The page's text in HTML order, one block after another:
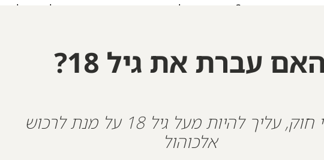
3. יין אדום – בלנד פטי ורדו מובחר – עוצמתי, אלגנטי ומלא
בחביות עץ אלון צרפתיות, מה שהעניק לו עושר טעמים
עמוקים של שזיף שחור, פלפל שחור, קסיס, אדמה
אלגנטית, נעימה ומאוזנת.
הוספה לסל
עברת את גיל 18?
על פי חוק, עליך להיות מעל גיל 18 על מנת לרכוש
אלכוהול